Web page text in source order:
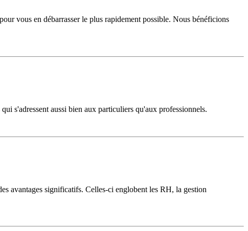
vous en débarrasser le plus rapidement possible. Nous bénéficions
s'adressent aussi bien aux particuliers qu'aux professionnels.
avantages significatifs. Celles-ci englobent les RH, la gestion